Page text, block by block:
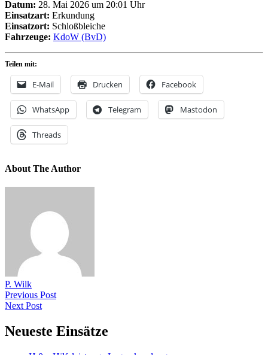
Datum: 28. Mai 2026 um 20:01 Uhr
Einsatzart: Erkundung
Einsatzort: Schloßbleiche
Fahrzeuge: KdoW (BvD)
Teilen mit:
E-Mail Drucken Facebook
WhatsApp Telegram Mastodon
Threads
About The Author
P. Wilk
Previous Post
Next Post
Neueste Einsätze